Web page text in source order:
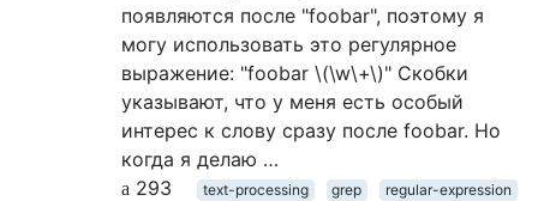
появляются после "foobar", поэтому я
могу использовать это регулярное
выражение: "foobar \(\w\+\)" Скобки
указывают, что у меня есть особый
интерес к слову сразу после foobar. Но
когда я делаю …
293
text-processing grep regular-expression